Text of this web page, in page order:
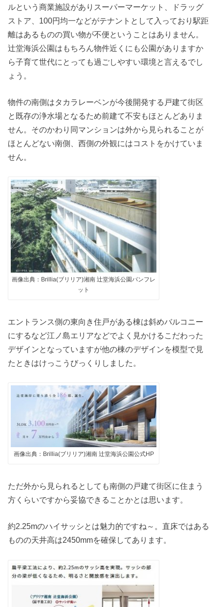
ルという商業施設がありスーパーマーケット、ドラッグ
ストア、100円均一などがテナントとして入っており駅距
離はあるものの買い物が不便ということはありません。
辻堂海浜公園はもちろん物件近くにも公園がありますか
ら子育て世代にとっても過ごしやすい環境と言えるでし
ょう。
物件の南側はタカラレーベンが今後開発する戸建て街区
と既存の浄水場となるため前建て不安もほとんどありま
せん。そのかわり同マンションは外から見られることが
ほとんどない南側、西側の外観にはコストをかけていま
せん。
画像出典：Brillia(ブリリア)湘南 辻堂海浜公園パンフレ
ット
エントランス側の東向き住戸がある棟は斜めバルコニー
にするなど江ノ島エリアなどでよく見かけるこだわった
デザインとなっていますが他の棟のデザインを模型で見
たときはけっこうびっくりしました。
画像出典：Brillia(ブリリア)湘南 辻堂海浜公園公式HP
ただ外から見られるとしても南側の戸建て街区に住まう
方くらいですから妥協できることかとは思います。
約2.25mのハイサッシとは魅力的ですね～。直床ではある
ものの天井高は2450mmを確保してあります。